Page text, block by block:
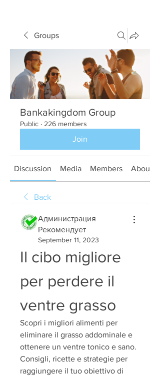
Groups
Bankakingdom Group
Public · 226 members
Join
Discussion Media Members About
Back
Администрация
Рекомендует
September 11, 2023
Il cibo migliore
per perdere il
ventre grasso
Scopri i migliori alimenti per
eliminare il grasso addominale e
ottenere un ventre tonico e sano.
Consigli, ricette e strategie per
raggiungere il tuo obiettivo di